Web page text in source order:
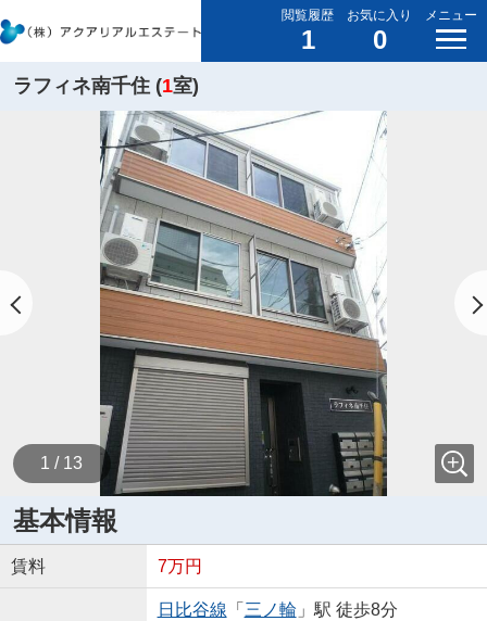
閲覧履歴
1
お気に入り
0
メニュー
ラフィネ南千住 (1室)
1 / 13
基本情報
賃料 7万円
日比谷線 「 三ノ輪」駅 徒歩8分